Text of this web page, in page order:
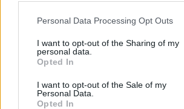
Personal Data Processing Opt Outs
I want to opt-out of the Sharing of my
personal data.
Opted In
I want to opt-out of the Sale of my
Personal Data.
Opted In